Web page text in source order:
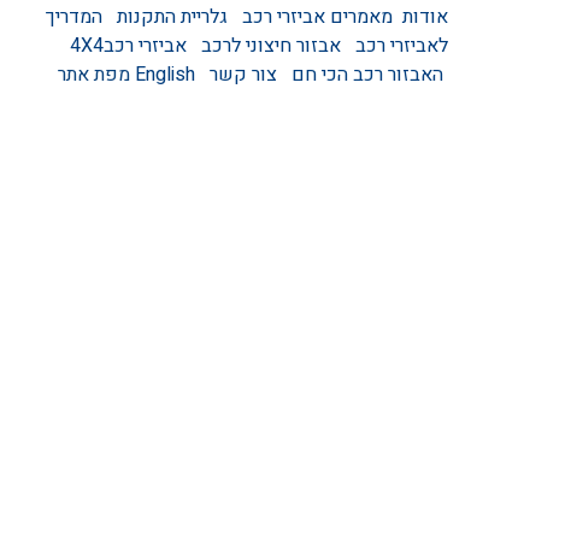
אודות מאמרים אביזרי רכב גלריית התקנות המדריך
לאביזרי רכב אבזור חיצוני לרכב אביזרי רכב4X4
האבזור רכב הכי חם צור קשר English מפת אתר